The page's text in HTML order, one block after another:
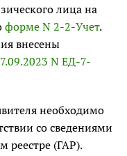
лица на
форме N 2-2-Учет.
внесены
N ЕД-7-
необходимо
со сведениями
реестре (ГАР).